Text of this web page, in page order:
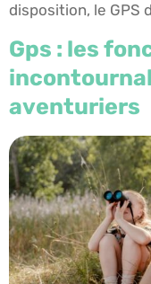
disposition, le GPS
Gps : les
aventuriers